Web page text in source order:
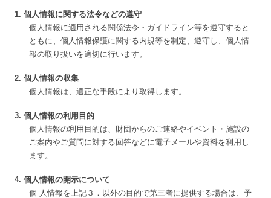
1. 個人情報に関する法令などの遵守
個人情報に適用される関係法令・ガイドライン等を遵守すると
ともに、個人情報保護に関する内規等を制定、遵守し、個人情
報の取り扱いを適切に行います。
2. 個人情報の収集
個人情報は、適正な手段により取得します。
3. 個人情報の利用目的
個人情報の利用目的は、財団からのご連絡やイベント・施設の
ご案内やご質問に対する回答などに電子メールや資料を利用し
ます。
4. 個人情報の開示について
個 人情報を上記３．以外の目的で第三者に提供する場合は、予